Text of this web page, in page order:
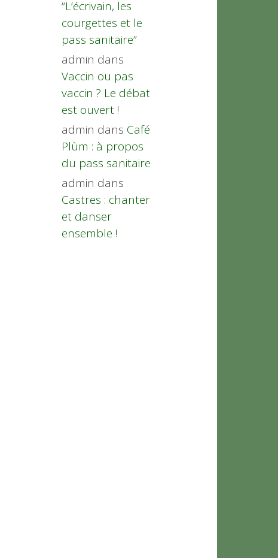
“L’écrivain, les
courgettes et le
pass sanitaire”
admin dans
Vaccin ou pas
vaccin ? Le débat
est ouvert !
admin dans Café
Plùm : à propos
du pass sanitaire
admin dans
Castres : chanter
et danser
ensemble !